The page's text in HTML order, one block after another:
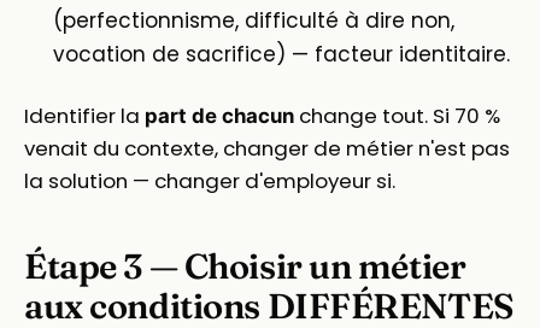
(perfectionnisme, difficulté à dire non,
vocation de sacrifice) — facteur identitaire.
Identifier la part de chacun change tout. Si 70 %
venait du contexte, changer de métier n'est pas
la solution — changer d'employeur si.
Étape 3 — Choisir un métier
aux conditions DIFFÉRENTES